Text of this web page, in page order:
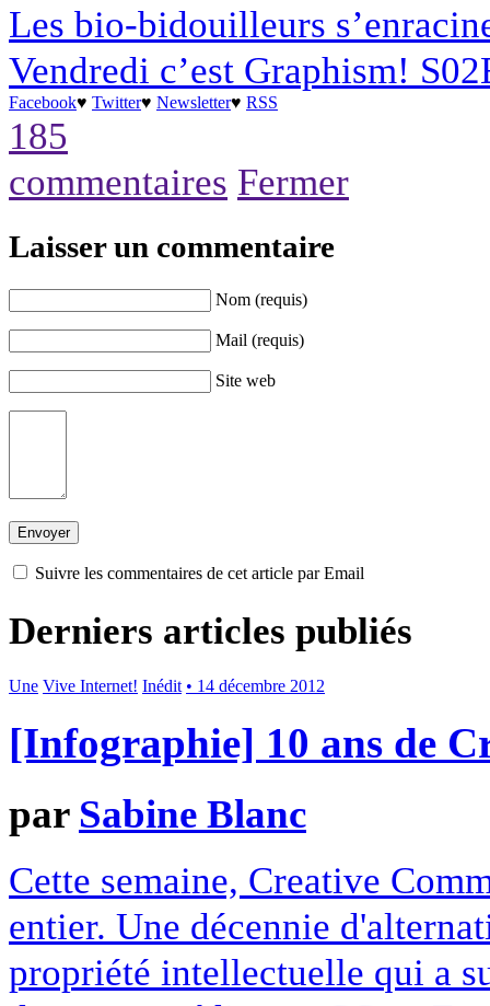
Les bio-bidouilleurs
Vendredi c’est Graphism!
Facebook♥ Twitter♥ Newsletter♥ RSS
185
commentaires Fermer
Laisser un commentaire
Nom (requis)
Mail (requis)
Site web
Suivre les commentaires de cet article par Email
Derniers articles publiés
Une Vive Internet! Inédit • 14 décembre 2012
[Infographie] 10 ans de
par Sabine Blanc
Cette semaine, Creative
entier. Une décennie
propriété intellectuelle qui a